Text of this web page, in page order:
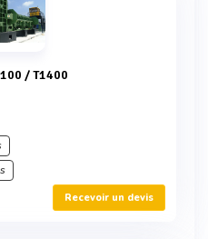
/ T1400
Recevoir un devis